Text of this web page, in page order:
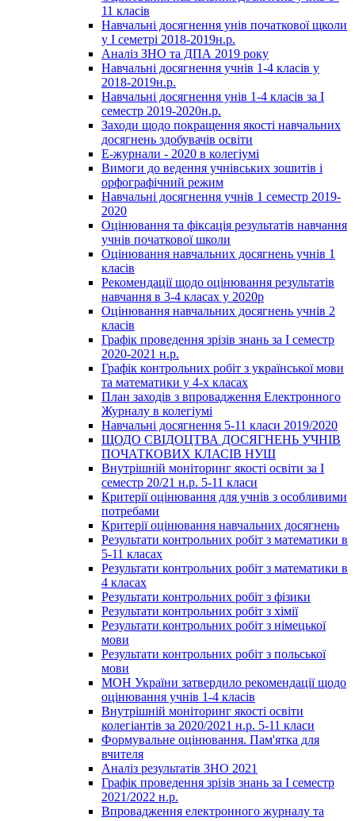
11 класів
Навчальні досягнення унів початкової щколи
у І семетрі 2018-2019н.р.
Аналіз ЗНО та ДПА 2019 року
Навчальні досягнення учнів 1-4 класів у
2018-2019н.р.
Навчальні досягнення унів 1-4 класів за І
семестр 2019-2020н.р.
Заходи щодо покращення якості навчальних
досягнень здобувачів освіти
Е-журнали - 2020 в колегіумі
Вимоги до ведення учнівських зошитів і
орфографічний режим
Навчальні досягнення учнів 1 семестр 2019-
2020
Оцінювання та фіксація результатів навчання
учнів початкової школи
Оцінювання навчальних досягнень учнів 1
класів
Рекомендації щодо оцінювання результатів
навчання в 3-4 класах у 2020р
Оцінювання навчальних досягнень учнів 2
класів
Графік проведення зрізів знань за І семестр
2020-2021 н.р.
Графік контрольних робіт з української мови
та математики у 4-х класах
План заходів з впровадження Електронного
Журналу в колегіумі
Навчальні досягнення 5-11 класи 2019/2020
ЩОДО СВІДОЦТВА ДОСЯГНЕНЬ УЧНІВ
ПОЧАТКОВИХ КЛАСІВ НУШ
Внутрішній моніторинг якості освіти за І
семестр 20/21 н.р. 5-11 класи
Критерії оцінювання для учнів з особливими
потребами
Критерії оцінювання навчальних досягнень
Результати контрольних робіт з математики в
5-11 класах
Результати контрольних робіт з математики в
4 класах
Результати контрольних робіт з фізики
Результати контрольних робіт з хімії
Результати контрольних робіт з німецької
мови
Результати контрольних робіт з польської
мови
МОН України затвердило рекомендації щодо
оцінювання учнів 1-4 класів
Внутрішній моніторинг якості освіти
колегіантів за 2020/2021 н.р. 5-11 класи
Формувальне оцінювання. Пам'ятка для
вчителя
Аналіз результатів ЗНО 2021
Графік проведення зрізів знань за І семестр
2021/2022 н.р.
Впровадження електронного журналу та